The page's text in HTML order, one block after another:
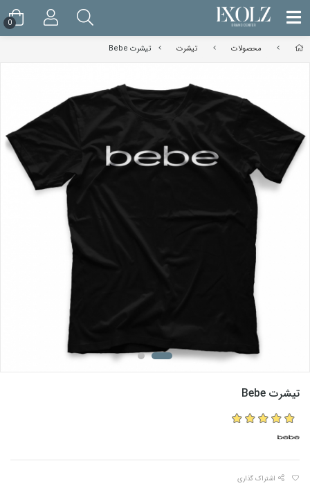
محصولات تیشرت تیشرت Bebe
تیشرت Bebe
اشتراک گذاری
0